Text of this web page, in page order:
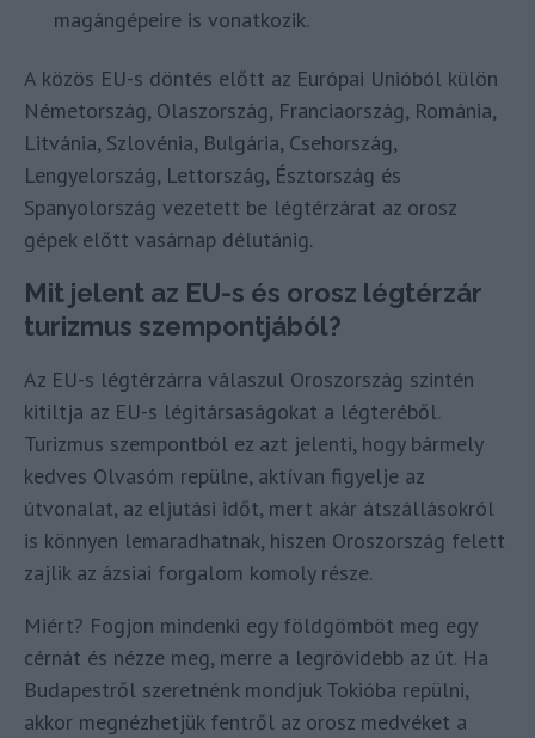
magángépeire is vonatkozik.
A közös EU-s döntés előtt az Európai Unióból külön
Németország, Olaszország, Franciaország, Románia,
Litvánia, Szlovénia, Bulgária, Csehország,
Lengyelország, Lettország, Észtország és
Spanyolország vezetett be légtérzárat az orosz
gépek előtt vasárnap délutánig.
Mit jelent az EU-s és orosz légtérzár
turizmus szempontjából?
Az EU-s légtérzárra válaszul Oroszország szintén
kitiltja az EU-s légitársaságokat a légteréből.
Turizmus szempontból ez azt jelenti, hogy bármely
kedves Olvasóm repülne, aktívan figyelje az
útvonalat, az eljutási időt, mert akár átszállásokról
is könnyen lemaradhatnak, hiszen Oroszország felett
zajlik az ázsiai forgalom komoly része.
Miért? Fogjon mindenki egy földgömböt meg egy
cérnát és nézze meg, merre a legrövidebb az út. Ha
Budapestről szeretnénk mondjuk Tokióba repülni,
akkor megnézhetjük fentről az orosz medvéket a